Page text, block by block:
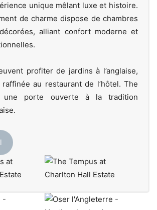
unique mêlant luxe et histoire.
de charme dispose de chambres
alliant confort moderne et
profiter de jardins à l’anglaise,
raffinée au restaurant de l’hôtel. The
une porte ouverte à la tradition